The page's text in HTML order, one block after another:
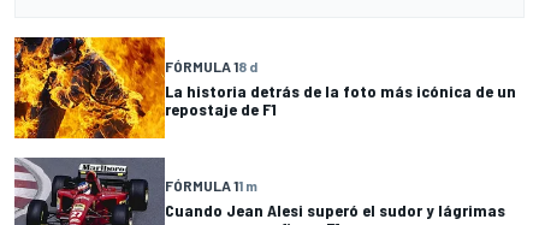
FÓRMULA 18 d
La historia detrás de la foto más icónica de un
repostaje de F1
FÓRMULA 11 m
Cuando Jean Alesi superó el sudor y lágrimas